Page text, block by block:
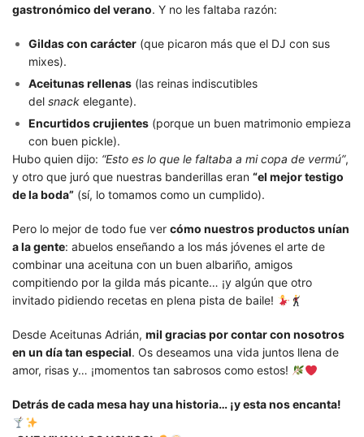
gastronómico del verano. Y no les faltaba razón:
Gildas con carácter (que picaron más que el DJ con sus
mixes).
Aceitunas rellenas (las reinas indiscutibles
del snack elegante).
Encurtidos crujientes (porque un buen matrimonio empieza
con buen pickle).
Hubo quien dijo: “Esto es lo que le faltaba a mi copa de vermú”,
y otro que juró que nuestras banderillas eran “el mejor testigo
de la boda” (sí, lo tomamos como un cumplido).
Pero lo mejor de todo fue ver cómo nuestros productos unían
a la gente: abuelos enseñando a los más jóvenes el arte de
combinar una aceituna con un buen albariño, amigos
compitiendo por la gilda más picante… ¡y algún que otro
invitado pidiendo recetas en plena pista de baile!
Desde Aceitunas Adrián, mil gracias por contar con nosotros
en un día tan especial. Os deseamos una vida juntos llena de
amor, risas y… ¡momentos tan sabrosos como estos!
Detrás de cada mesa hay una historia… ¡y esta nos encanta!